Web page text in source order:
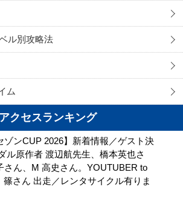
ル別攻略法
ム
アクセスランキング
ゾンCUP 2026】新着情報／ゲスト決
ル原作者 渡辺航先生、橋本英也さ
さん、M 高史さん。YOUTUBER to
篠さん 出走／レンタサイクル有りま